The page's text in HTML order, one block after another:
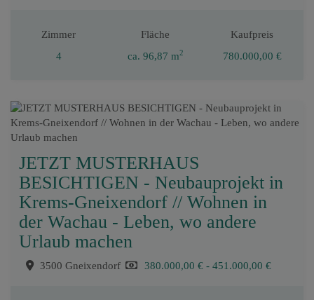
Zimmer
4
Fläche
ca. 96,87 m2
Kaufpreis
780.000,00 €
JETZT MUSTERHAUS
BESICHTIGEN - Neubauprojekt in
Krems-Gneixendorf // Wohnen in
der Wachau - Leben, wo andere
Urlaub machen
3500 Gneixendorf 380.000,00 € - 451.000,00 €